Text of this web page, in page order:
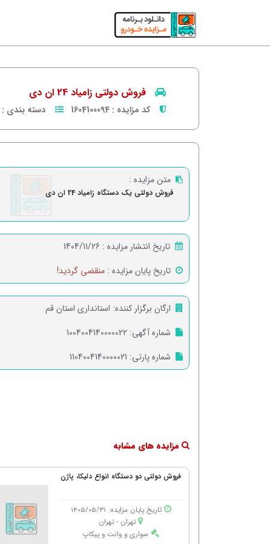
فروش دولتی زامیاد 24 ان دی
کد مزایده : 1604100094 دسته بندی :
متن مزایده :
فروش دولتی یک دستگاه زامیاد 24 ان دی
تاریخ انتشار مزایده : 1404/11/26
تاریخ پایان مزایده : منقضی گردید!
ارگان برگزار کننده: استانداری استان قم
شماره آگهی: 1004004140000022
شماره پارتی: 1104004140000021
مزایده های مشابه
فروش دولتی دو دستگاه انواع دلیکا، پاژن
تاریخ پایان مزایده: 1405/05/31
تهران - تهران
سواری و وانت و پیکاپ